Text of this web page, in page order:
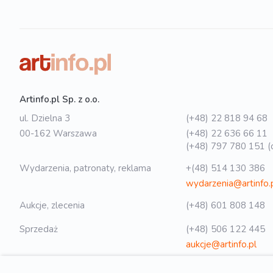
Artinfo.pl Sp. z o.o.
ul. Dzielna 3
00-162 Warszawa
(+48) 22 818 94 68
(+48) 22 636 66 11
(+48) 797 780 151
Wydarzenia, patronaty, reklama
+(48) 514 130 386
Aukcje, zlecenia
(+48) 601 808 148
Sprzedaż
(+48) 506 122 445
aukcje@artinfo.pl